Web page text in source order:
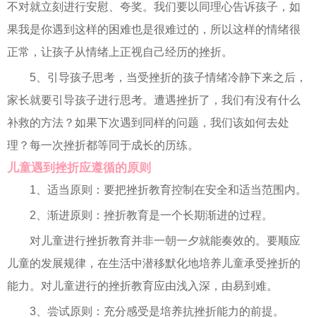
不对就立刻进行安慰、夸奖。我们要以同理心告诉孩子，如
果我是你遇到这样的困难也是很难过的，所以这样的情绪很
正常，让孩子从情绪上正视自己经历的挫折。
5、引导孩子思考，当受挫折的孩子情绪冷静下来之后，
家长就要引导孩子进行思考。遭遇挫折了，我们有没有什么
补救的方法？如果下次遇到同样的问题，我们该如何去处
理？每一次挫折都等同于成长的历练。
儿童遇到挫折应遵循的原则
1、适当原则：要把挫折教育控制在安全和适当范围内。
2、渐进原则：挫折教育是一个长期渐进的过程。
对儿童进行挫折教育并非一朝一夕就能奏效的。要顺应
儿童的发展规律，在生活中潜移默化地培养儿童承受挫折的
能力。对儿童进行的挫折教育应由浅入深，由易到难。
3、尝试原则：充分感受是培养抗挫折能力的前提。